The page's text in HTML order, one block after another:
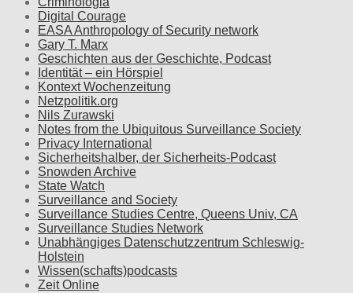
Digital Courage
EASA Anthropology of Security network
Gary T. Marx
Geschichten aus der Geschichte, Podcast
Identität – ein Hörspiel
Kontext Wochenzeitung
Netzpolitik.org
Nils Zurawski
Notes from the Ubiquitous Surveillance Society
Privacy International
Sicherheitshalber, der Sicherheits-Podcast
Snowden Archive
State Watch
Surveillance and Society
Surveillance Studies Centre, Queens Univ, CA
Surveillance Studies Network
Unabhängiges Datenschutzzentrum Schleswig-
Holstein
Wissen(schafts)podcasts
Zeit Online